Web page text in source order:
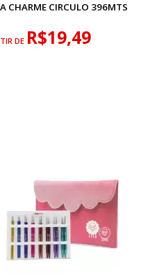
CHARME CIRCULO 396MTS
DE R$19,49